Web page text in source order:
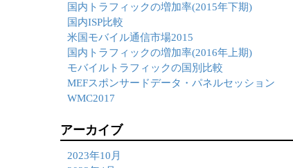
国内トラフィックの増加率(2015年下期)
国内ISP比較
米国モバイル通信市場2015
国内トラフィックの増加率(2016年上期)
モバイルトラフィックの国別比較
MEFスポンサードデータ・パネルセッション
WMC2017
アーカイブ
2023年10月